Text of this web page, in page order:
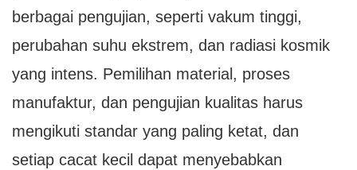
berbagai pengujian, seperti vakum tinggi,
perubahan suhu ekstrem, dan radiasi kosmik
yang intens. Pemilihan material, proses
manufaktur, dan pengujian kualitas harus
mengikuti standar yang paling ketat, dan
setiap cacat kecil dapat menyebabkan